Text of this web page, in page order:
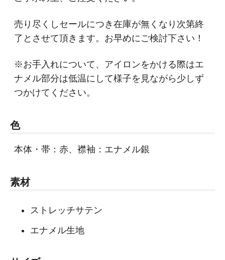
売り尽くしセールにつき在庫が無くなり次第終
了とさせて頂きます。お早めにご検討下さい！
※お手入れについて、アイロンをかける際はエ
ナメル部分は低温にして様子を見ながら少しず
つかけてください。
色
本体・帯：赤、襟袖：エナメル銀
素材
ストレッチサテン
エナメル生地